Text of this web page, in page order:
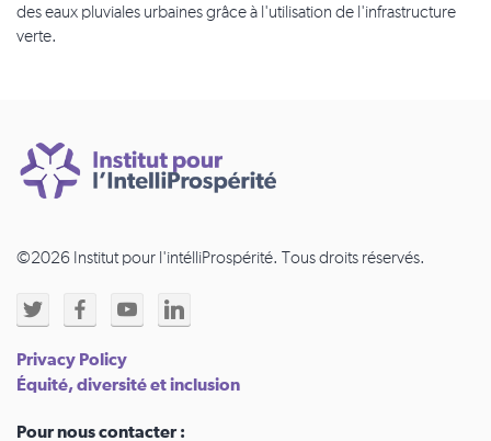
des eaux pluviales urbaines grâce à l'utilisation de l'infrastructure
verte.
©2026 Institut pour l'intélliProspérité. Tous droits réservés.
Privacy Policy
Équité, diversité et inclusion
Pour nous contacter :